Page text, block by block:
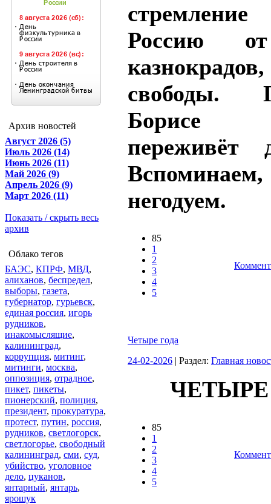
Архив новостей
Август 2026 (5)
Июль 2026 (14)
Июнь 2026 (11)
Май 2026 (9)
Апрель 2026 (9)
Март 2026 (11)
Показать / скрыть весь
архив
Облако тегов
БАЭС, КПРФ, МВД,
алиханов, беспредел,
выборы, газета,
губернатор, гурьевск,
единая россия, игорь
рудников,
инакомыслящие,
калининград,
коррупция, митинг,
митинги, москва,
оппозиция, отрадное,
пикет, пикеты,
пионерский, полиция,
президент, прокуратура,
протест, путин, россия,
рудников, светлогорск,
светлогорье, свободный
калининград, сми, суд,
убийство, уголовное
дело, цуканов,
янтарный, янтарь,
ярошук
Россию
свободы.
Борисе
переживёт
негодуем.
85
1
2
3
4
5
Четыре года
24-02-2026 | Раздел: Главная
85
1
2
3
4
5